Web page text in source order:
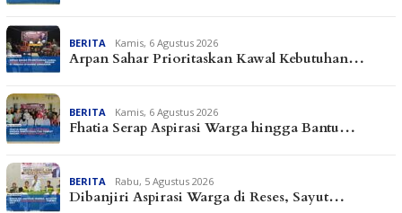
BERITA Kamis, 6 Agustus 2026
Arpan Sahar Prioritaskan Kawal Kebutuhan…
BERITA Kamis, 6 Agustus 2026
Fhatia Serap Aspirasi Warga hingga Bantu…
BERITA Rabu, 5 Agustus 2026
Dibanjiri Aspirasi Warga di Reses, Sayut…